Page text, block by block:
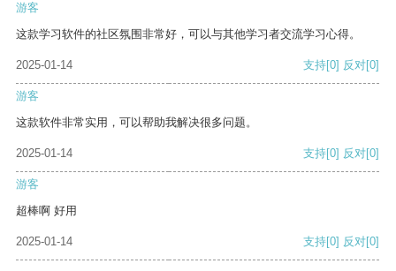
游客
这款学习软件的社区氛围非常好，可以与其他学习者交流学习心得。
2025-01-14 支持[0] 反对[0]
游客
这款软件非常实用，可以帮助我解决很多问题。
2025-01-14 支持[0] 反对[0]
游客
超棒啊 好用
2025-01-14 支持[0] 反对[0]